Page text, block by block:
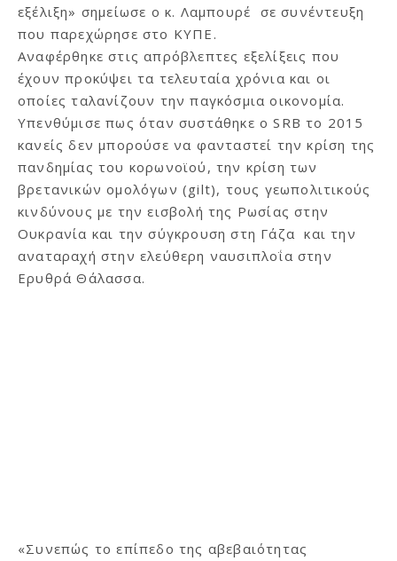
εξέλιξη» σημείωσε ο κ. Λαμπουρέ σε συνέντευξη
που παρεχώρησε στο ΚΥΠΕ.
Αναφέρθηκε στις απρόβλεπτες εξελίξεις που
έχουν προκύψει τα τελευταία χρόνια και οι
οποίες ταλανίζουν την παγκόσμια οικονομία.
Υπενθύμισε πως όταν συστάθηκε ο SRB το 2015
κανείς δεν μπορούσε να φανταστεί την κρίση της
πανδημίας του κορωνοϊού, την κρίση των
βρετανικών ομολόγων (gilt), τους γεωπολιτικούς
κινδύνους με την εισβολή της Ρωσίας στην
Ουκρανία και την σύγκρουση στη Γάζα και την
αναταραχή στην ελεύθερη ναυσιπλοΐα στην
Ερυθρά Θάλασσα.
«Συνεπώς το επίπεδο της αβεβαιότητας